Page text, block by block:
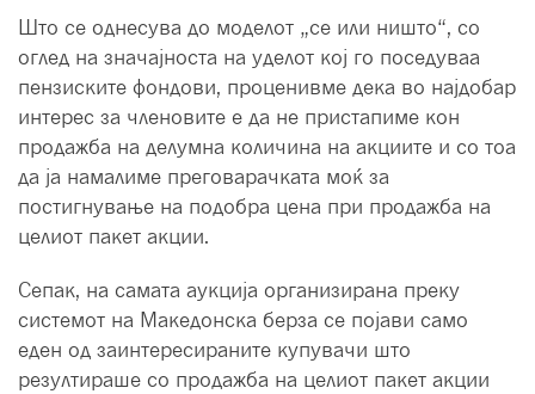
Што се однесува до моделот „се или ништо“, со
оглед на значајноста на уделот кој го поседуваа
пензиските фондови, проценивме дека во најдобар
интерес за членовите е да не пристапиме кон
продажба на делумна количина на акциите и со тоа
да ја намалиме преговарачката моќ за
постигнување на подобра цена при продажба на
целиот пакет акции.
Сепак, на самата аукција организирана преку
системот на Македонска берза се појави само
еден од заинтересираните купувачи што
резултираше со продажба на целиот пакет акции